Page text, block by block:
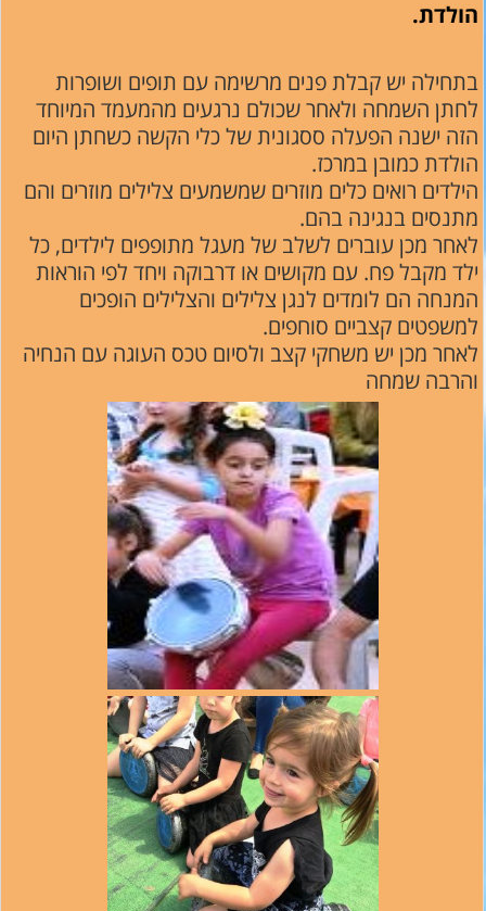
הולדת.
בתחילה יש קבלת פנים מרשימה עם תופים ושופרות
לחתן השמחה ולאחר שכולם נרגעים מהמעמד המיוחד
הזה ישנה הפעלה ססגונית של כלי הקשה כשחתן היום
הולדת כמובן במרכז.
הילדים רואים כלים מוזרים שמשמעים צלילים מוזרים והם
מתנסים בנגינה בהם.
לאחר מכן עוברים לשלב של מעגל מתופפים לילדים, כל
ילד מקבל פח. עם מקושים או דרבוקה ויחד לפי הוראות
המנחה הם לומדים לנגן צלילים והצלילים הופכים
למשפטים קצביים סוחפים.
לאחר מכן יש משחקי קצב ולסיום טכס העוגה עם הנחיה
והרבה שמחה